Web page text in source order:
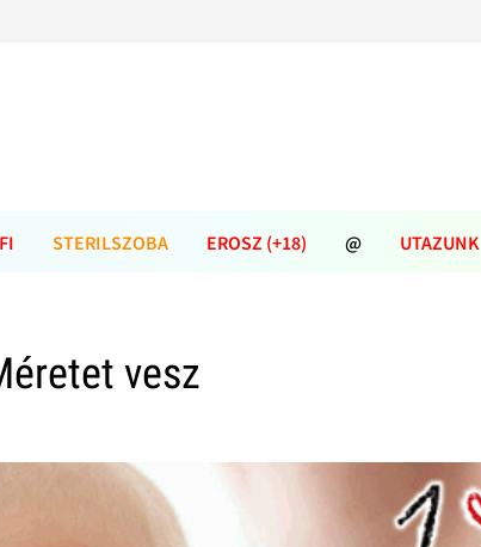
STERILSZOBA EROSZ (+18) @ UTAZUNK
vesz